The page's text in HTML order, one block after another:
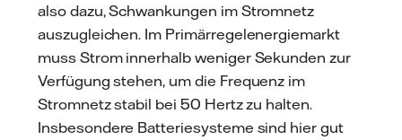
also dazu, Schwankungen im Stromnetz
auszugleichen. Im Primärregelenergiemarkt
muss Strom innerhalb weniger Sekunden zur
Verfügung stehen, um die Frequenz im
Stromnetz stabil bei 50 Hertz zu halten.
Insbesondere Batteriesysteme sind hier gut